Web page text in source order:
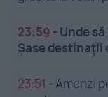
23:59 - Unde
Șase destinații
23:51 -Amenzi